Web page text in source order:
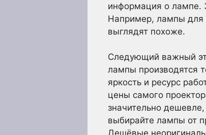
информация о лампе.
Например, лампы для
выглядят похоже.
Следующий важный
лампы производятся
яркость и ресурс
цены самого
значительно
выбирайте лампы от
Дешёвые